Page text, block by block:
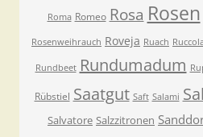
Roma Romeo Rosa Rosen
Rosenweihrauch Roveja Ruach
Rundbeet Rundumadum
Rübstiel Saatgut Saft Salami
Salvatore Salzzitronen